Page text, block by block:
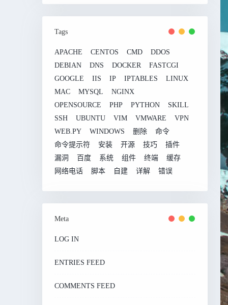
Tags
APACHE CENTOS CMD
DDOS
DEBIAN
DNS DOCKER
FASTCGI
GOOGLE
IIS IP IPTABLES
LINUX
MAC
MYSQL
NGINX
OPENSOURCE
PHP PYTHON
SKILL
SSH
UBUNTU VIM VMWARE
VPN
WEB.PY
WINDOWS 删除
命令
命令提示符
安装 开源 技巧
插件
漏洞
百度 系统 组件 终端
缓存
网络电话
脚本 自建 详解 错误
Meta
LOG IN
ENTRIES FEED
COMMENTS FEED